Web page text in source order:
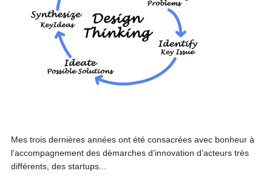
Mes trois dernières années ont été consacrées avec bonheur à
l’accompagnement des démarches d’innovation d’acteurs très
différents, des startups...